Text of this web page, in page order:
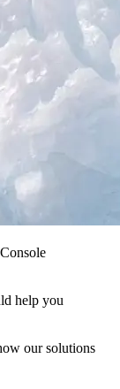
help you
our solutions